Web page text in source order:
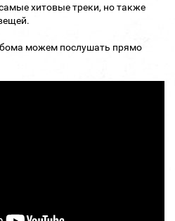
хитовые треки, но также
можем послушать прямо